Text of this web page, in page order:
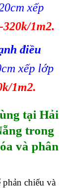
xếp
1m2.
điều
xếp lớp
1m2.
tại Hải
trong
và phân
phản chiếu và